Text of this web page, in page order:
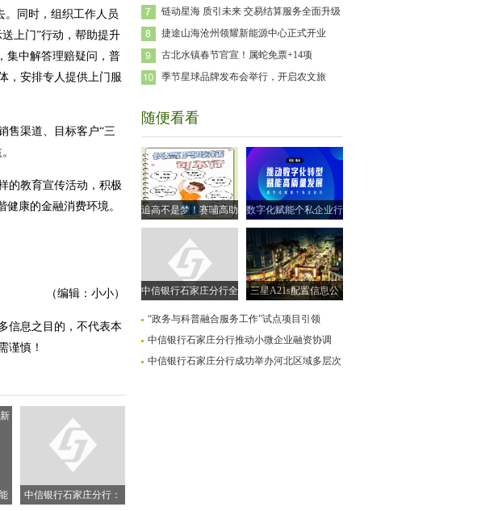
。同时，组织工作人员
上门”行动，帮助提升
集中解答理赔疑问，普
，安排专人提供上门服
渠道、目标客户“三
的教育宣传活动，积极
康的金融消费环境。
（编辑：小小）
信息之目的，不代表本
谨慎！
中信银行石家庄分行：
链动星海 质引未来 交易结算服务全面升级
捷途山海沧州领耀新能源中心正式开业
古北水镇春节官宣！属蛇免票+14项
季节星球品牌发布会举行，开启农文旅
随便看看
追高不是梦！赛哺高助
力实现孩子的“黄金身
高”
数字化赋能个私企业行
| 走进衡水市 共探转型
新路径
中信银行石家庄分行全
三星A21s配置信息公
“政务与科普融合服务工作”试点项目引领
中信银行石家庄分行推动小微企业融资协调
中信银行石家庄分行成功举办河北区域多层次